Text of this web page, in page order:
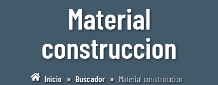
Material
construccion
Inicio » Buscador » Material construccion